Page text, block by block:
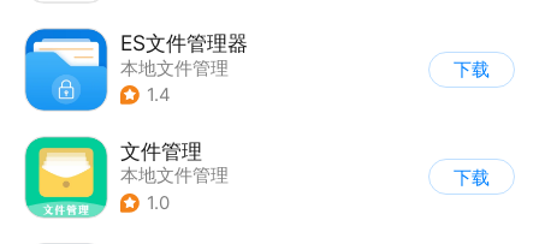
ES文件管理器
本地文件管理
1.4
下载
文件管理
本地文件管理
1.0
下载